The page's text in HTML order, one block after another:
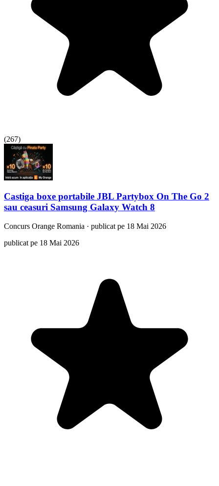
(267)
Castiga boxe portabile JBL Partybox On The Go 2
sau ceasuri Samsung Galaxy Watch 8
Concurs Orange Romania · publicat pe 18 Mai 2026
publicat pe 18 Mai 2026